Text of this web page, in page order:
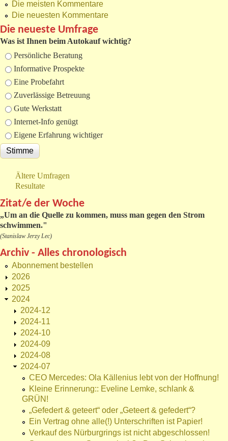
Die meisten Kommentare
Die neuesten Kommentare
Die neueste Umfrage
Was ist Ihnen beim Autokauf wichtig?
Auswahlmöglichkeiten
Persönliche Beratung
Informative Prospekte
Eine Probefahrt
Zuverlässige Betreuung
Gute Werkstatt
Internet-Info genügt
Eigene Erfahrung wichtiger
Ältere Umfragen
Resultate
Zitat/e der Woche
„Um an die Quelle zu kommen, muss man gegen den Strom
schwimmen."
(Stanislaw Jerzy Lec)
Archiv - Alles chronologisch
Abonnement bestellen
2026
2025
2024
2024-12
2024-11
2024-10
2024-09
2024-08
2024-07
CEO Mercedes: Ola Källenius lebt von der Hoffnung!
Kleine Erinnerung:: Eveline Lemke, schlank &
GRÜN!
„Gefedert & geteert“ oder „Geteert & gefedert“?
Ein Vertrag ohne alle(!) Unterschriften ist Papier!
Verkauf des Nürburgrings ist nicht abgeschlossen!